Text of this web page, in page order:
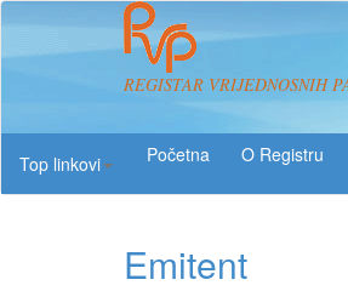
REGISTAR VRIJEDNOSNIH
Top linkovi
O Registru
Emitent